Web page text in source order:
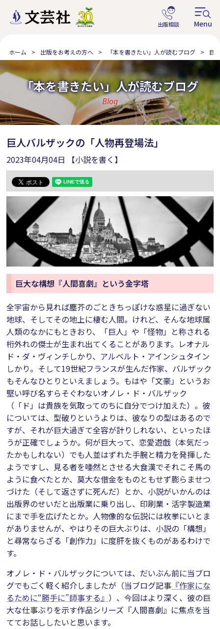
ホーム 出版をお考えの方へ 「本を書きたい」人が読むブログ 巨
「本を書きたい」人が読むブログ
Blog
巨人バルザックの「人物再登場法」
2023年04月04日 【小説を書く】
巨大な構想『人間喜劇』という金字塔
全宇宙から見れば塵芥のごときちっぽけな惑星に過ぎない
地球、そしてその地上に棲む人間。けれど、そんな地球属
人類のなかにもときおり、「巨人」や「怪物」と称される
桁外れの傑士が生まれ出てくることがあります。レオナル
ド・ダ・ヴィンチしかり、アルベルト・アインシュタイン
しかり。そして19世紀フランスが生んだ作家、バルザック
もそんなひとりといえましょう。もはや「文豪」というお
堅い呼び名すらそぐわないオノレ・ド・バルザック
（「ド」は貴族を気取ってのちに自分でつけ加えた）。彼
については、型破りというよりは、彼なりの型はあるので
すが、それが巨大過ぎて全容が計りしれない、といったほ
うが正確でしょうか。何が巨大って、恋愛遊戯（本気だっ
たかもしれない）でも人並はずれた手腕と精力を発揮した
ようですし、見る者を唖然とさせる大食漢でそれこそ馬の
ように食べたとか、莫大な借金をものともせず膨らませつ
づけた（そして返さずに死んだ）とか、小説がいかんのは
出版界のせいだと出版業に乗り出し、印刷業・活字製造業
にまで手を広げたとか。人物像的な伝説には枚挙にいとま
がありませんが、やはりその巨大ぶりは、小説の「構想」
と尋常ならざる「創作力」に度肝を抜くものがあるわけで
す。
オノレ・ド・バルザックについては、だいぶん前に当ブロ
グでもごく軽く紹介しましたが（当ブログ記事 『作家にな
るために“勝手に”師事する』 ）、今回はより深く、彼の巨
大な仕事ぶりを示す作品シリーズ『人間喜劇』に焦点を当
ててお話ししたいと思います。